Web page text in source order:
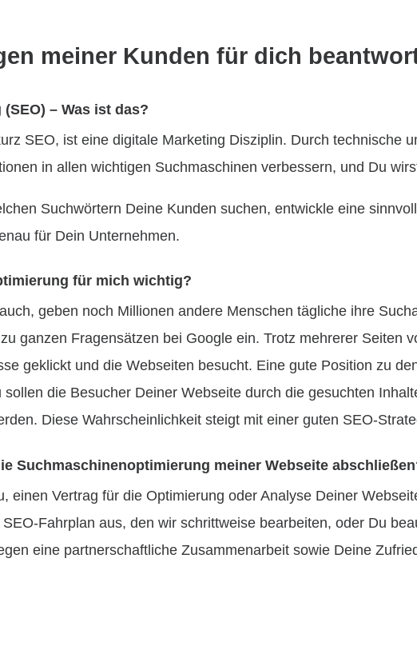
meiner Kunden für dich
– Was ist das?
SEO, ist eine digitale Marketing Disziplin. Durch technische
in allen wichtigen Suchmaschinen verbessern, und Du
Suchwörtern Deine Kunden suchen, entwickle eine
für Dein Unternehmen.
für mich wichtig?
geben noch Millionen andere Menschen tägliche ihre
ganzen Fragensätzen bei Google ein. Trotz mehrerer Seiten
geklickt und die Webseiten besucht. Eine gute Position zu
die Besucher Deiner Webseite durch die gesuchten
Diese Wahrscheinlichkeit steigt mit einer guten SEO-
Suchmaschinenoptimierung meiner Webseite
einen Vertrag für die Optimierung oder Analyse Deiner
Fahrplan aus, den wir schrittweise bearbeiten, oder Du
eine partnerschaftliche Zusammenarbeit sowie Deine